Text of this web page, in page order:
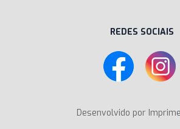
REDES SOCIAIS
Desenvolvido por